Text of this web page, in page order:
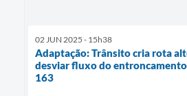
02 JUN 2025 - 15h38
Adaptação: Trânsito cria rota
desviar fluxo do
163